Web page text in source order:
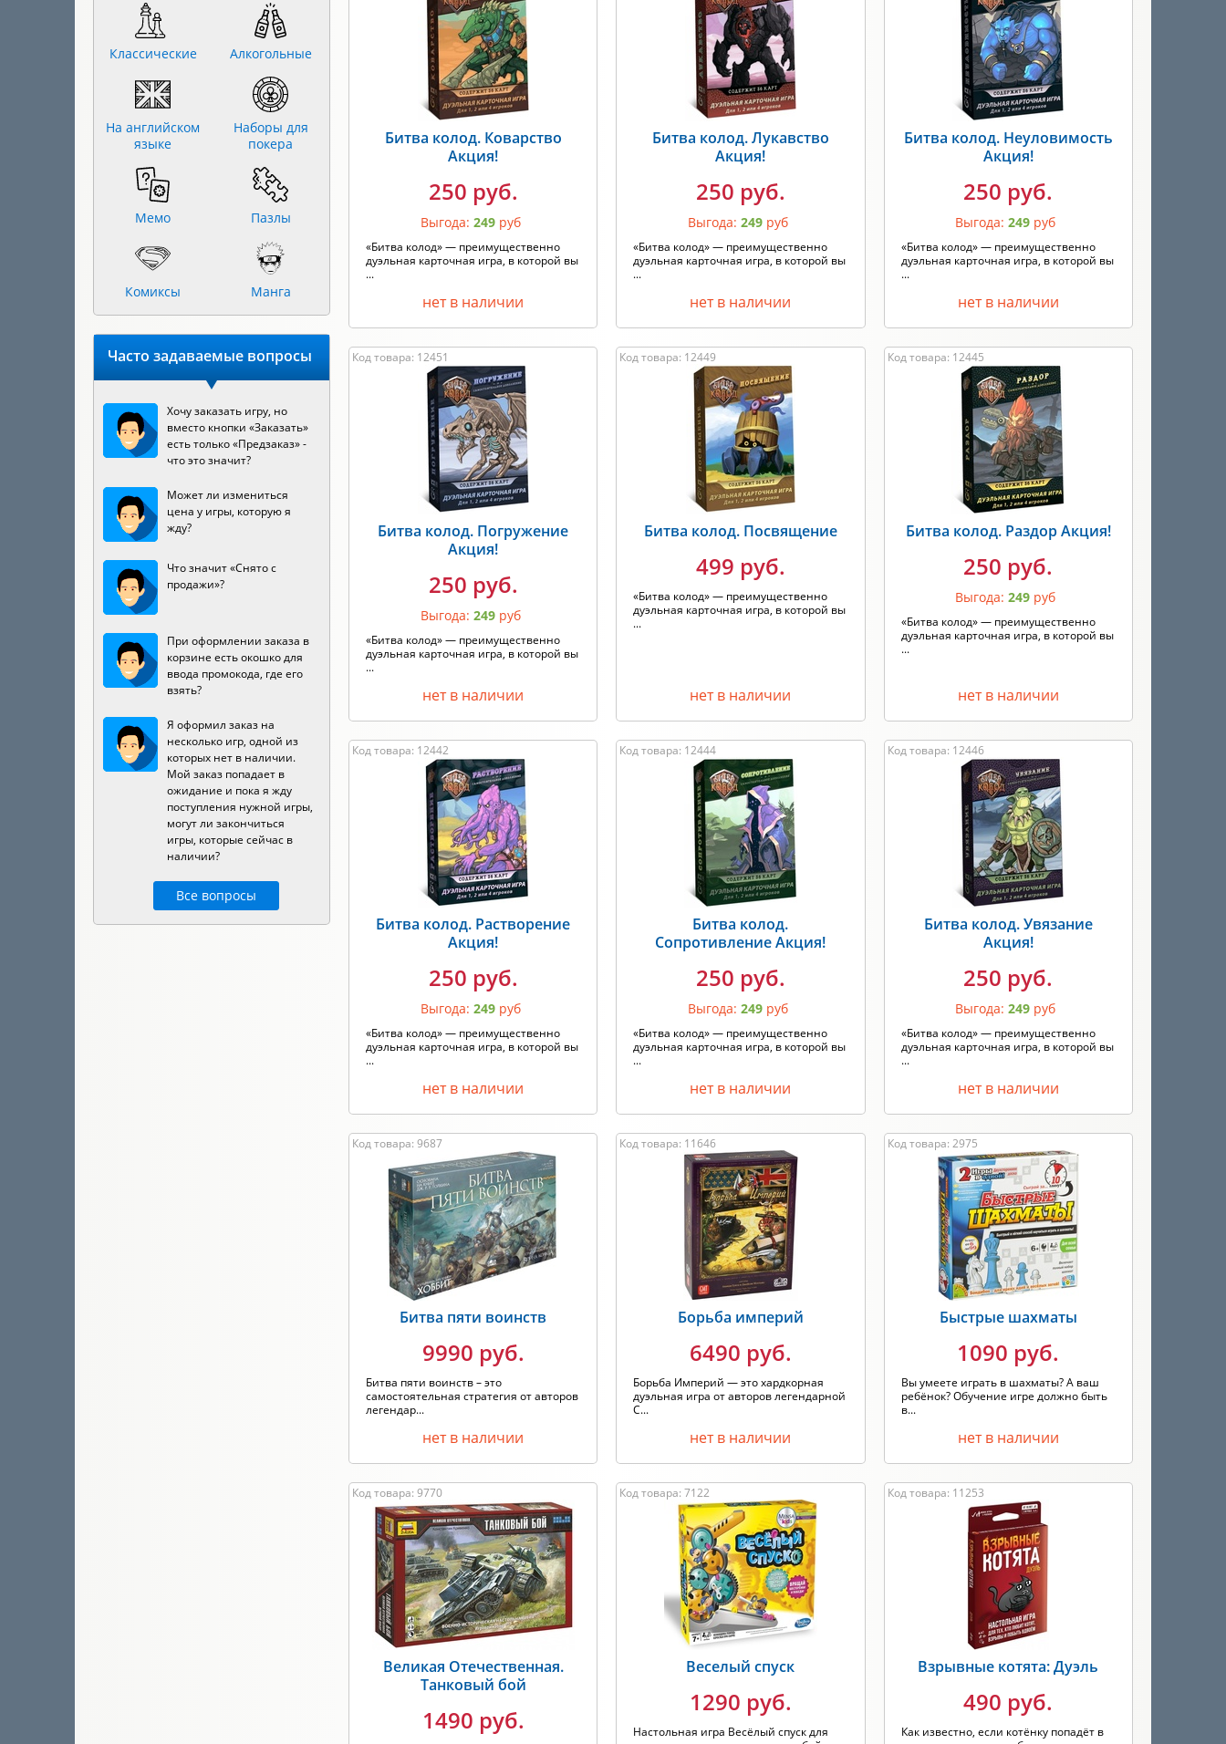
Битва колод. Коварство
Акция!
250 руб.
Выгода: 249руб
«Битва колод» — преимущественно
дуэльная карточная игра, в которой вы
...
нет в наличии
Битва колод. Лукавство
Акция!
250 руб.
Выгода: 249руб
«Битва колод» — преимущественно
дуэльная карточная игра, в которой вы
...
нет в наличии
Битва колод. Неуловимость
Акция!
250 руб.
Выгода:249 руб
«Битва колод» — преимущественно
дуэльная карточная игра, в которой вы
...
нет в наличии
Код товара: 12451
Битва колод. Погружение
Акция!
250 руб.
Выгода: 249руб
«Битва колод» — преимущественно
дуэльная карточная игра, в которой вы
...
нет в наличии
Код товара: 12449
Битва колод. Посвящение
499 руб.
«Битва колод» — преимущественно
дуэльная карточная игра, в которой вы
...
нет в наличии
Код товара: 12445
Битва колод. Раздор Акция!
250 руб.
Выгода:249 руб
«Битва колод» — преимущественно
дуэльная карточная игра, в которой вы
...
нет в наличии
Код товара: 12442
Битва колод. Растворение
Акция!
250 руб.
Выгода: 249руб
«Битва колод» — преимущественно
дуэльная карточная игра, в которой вы
...
нет в наличии
Код товара: 12444
Битва колод.
Сопротивление Акция!
250 руб.
Выгода: 249руб
«Битва колод» — преимущественно
дуэльная карточная игра, в которой вы
...
нет в наличии
Код товара: 12446
Битва колод. Увязание
Акция!
250 руб.
Выгода:249 руб
«Битва колод» — преимущественно
дуэльная карточная игра, в которой вы
...
нет в наличии
Код товара: 9687
Битва пяти воинств
9990 руб.
Битва пяти воинств – это
самостоятельная стратегия от авторов
легендар...
нет в наличии
Код товара: 11646
Борьба империй
6490 руб.
Борьба Империй — это хардкорная
дуэльная игра от авторов легендарной
С...
нет в наличии
Код товара: 2975
Быстрые шахматы
1090 руб.
Вы умеете играть в шахматы? А ваш
ребёнок? Обучение игре должно быть
в...
нет в наличии
Код товара: 9770
Великая Отечественная.
Танковый бой
1490 руб.
Код товара: 7122
Веселый спуск
1290 руб.
Настольная игра Весёлый спуск для
Код товара: 11253
Взрывные котята: Дуэль
490 руб.
Как известно, если котёнку попадёт в
Классические Алкогольные
На английском
языке
Наборы для
покера
Мемо Пазлы
Комиксы Манга
Часто задаваемые вопросы
Хочу заказать игру, но
вместо кнопки «Заказать»
есть только «Предзаказ» -
что это значит?
Может ли измениться
цена у игры, которую я
жду?
Что значит «Снято с
продажи»?
При оформлении заказа в
корзине есть окошко для
ввода промокода, где его
взять?
Я оформил заказ на
несколько игр, одной из
которых нет в наличии.
Мой заказ попадает в
ожидание и пока я жду
поступления нужной игры,
могут ли закончиться
игры, которые сейчас в
наличии?
Все вопросы